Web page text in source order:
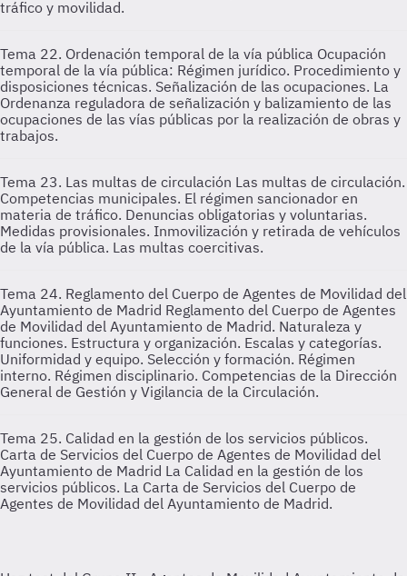
tráfico y movilidad.
Tema 22. Ordenación temporal de la vía pública Ocupación
temporal de la vía pública: Régimen jurídico. Procedimiento y
disposiciones técnicas. Señalización de las ocupaciones. La
Ordenanza reguladora de señalización y balizamiento de las
ocupaciones de las vías públicas por la realización de obras y
trabajos.
Tema 23. Las multas de circulación Las multas de circulación.
Competencias municipales. El régimen sancionador en
materia de tráfico. Denuncias obligatorias y voluntarias.
Medidas provisionales. Inmovilización y retirada de vehículos
de la vía pública. Las multas coercitivas.
Tema 24. Reglamento del Cuerpo de Agentes de Movilidad del
Ayuntamiento de Madrid Reglamento del Cuerpo de Agentes
de Movilidad del Ayuntamiento de Madrid. Naturaleza y
funciones. Estructura y organización. Escalas y categorías.
Uniformidad y equipo. Selección y formación. Régimen
interno. Régimen disciplinario. Competencias de la Dirección
General de Gestión y Vigilancia de la Circulación.
Tema 25. Calidad en la gestión de los servicios públicos.
Carta de Servicios del Cuerpo de Agentes de Movilidad del
Ayuntamiento de Madrid La Calidad en la gestión de los
servicios públicos. La Carta de Servicios del Cuerpo de
Agentes de Movilidad del Ayuntamiento de Madrid.